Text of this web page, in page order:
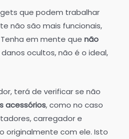
que podem trabalhar
não são mais funcionais,
em mente que não
ocultos, não é o ideal,
terá de verificar se não
acessórios, como no caso
carregador e
originalmente com ele. Isto